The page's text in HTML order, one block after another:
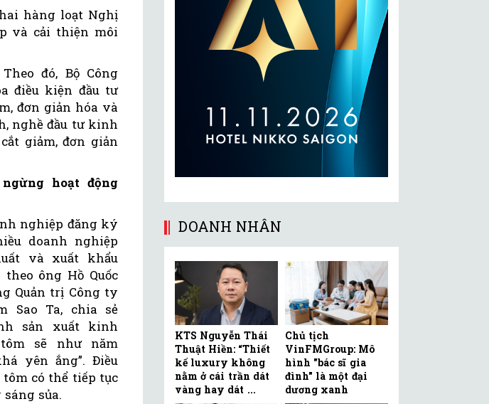
hàng loạt Nghị
và cải thiện môi
đó, Bộ Công
điều kiện đầu tư
đơn giản hóa và
nghề đầu tư kinh
giảm, đơn giản
hoạt động
nghiệp đăng ký
doanh nghiệp
và xuất khẩu
ông Hồ Quốc
Quản trị Công ty
Sao Ta, chia sẻ
sản xuất kinh
sẽ như năm
yên ắng”. Điều
có thể tiếp tục
sủa.
DOANH NHÂN
KTS Nguyễn Thái
Thuật Hiền: “Thiết
kế luxury không
nằm ở cái trần dát
vàng hay dát ...
Chủ tịch
VinFMGroup: Mô
hình "bác sĩ gia
đình" là một đại
dương xanh